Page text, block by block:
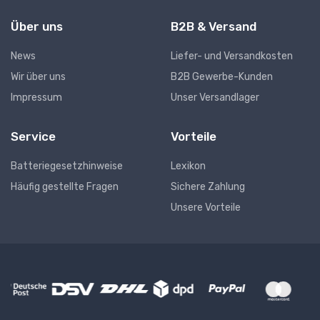
Über uns
News
Wir über uns
Impressum
B2B & Versand
Liefer- und Versandkosten
B2B Gewerbe-Kunden
Unser Versandlager
Service
Batteriegesetzhinweise
Häufig gestellte Fragen
Vorteile
Lexikon
Sichere Zahlung
Unsere Vorteile